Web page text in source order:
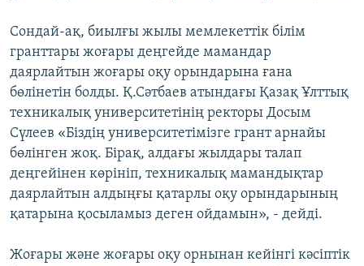
Сондай-ақ, биылғы жылы мемлекеттік білім
гранттары жоғары деңгейде мамандар
даярлайтын жоғары оқу орындарына ғана
бөлінетін болды. Қ.Сәтбаев атындағы Қазақ Ұлттық
техникалық университетінің ректоры Досым
Сүлеев «Біздің университетімізге грант арнайы
бөлінген жоқ. Бірақ, алдағы жылдары талап
деңгейінен көрініп, техникалық мамандықтар
даярлайтын алдыңғы қатарлы оқу орындарының
қатарына қосыламыз деген ойдамын», - дейді.
Жоғары және жоғары оқу орнынан кейінгі кәсіптік